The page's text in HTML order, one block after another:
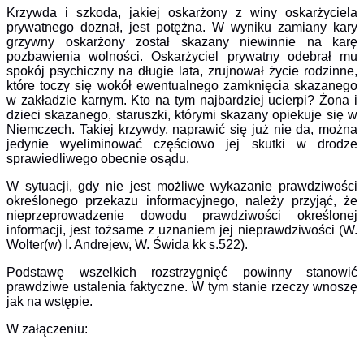
Krzywda i szkoda, jakiej oskarżony z winy oskarżyciela
prywatnego doznał, jest potężna. W wyniku zamiany kary
grzywny oskarżony został skazany niewinnie na karę
pozbawienia wolności. Oskarżyciel prywatny odebrał mu
spokój psychiczny na długie lata, zrujnował życie rodzinne,
które toczy się wokół ewentualnego zamknięcia skazanego
w zakładzie karnym. Kto na tym najbardziej ucierpi? Żona i
dzieci skazanego, staruszki, którymi skazany opiekuje się w
Niemczech. Takiej krzywdy, naprawić się już nie da, można
jedynie wyeliminować częściowo jej skutki w drodze
sprawiedliwego obecnie osądu.
W sytuacji, gdy nie jest możliwe wykazanie prawdziwości
określonego przekazu informacyjnego, należy przyjąć, że
nieprzeprowadzenie dowodu prawdziwości określonej
informacji, jest tożsame z uznaniem jej nieprawdziwości (W.
Wolter(w) I. Andrejew, W. Świda kk s.522).
Podstawę wszelkich rozstrzygnięć powinny stanowić
prawdziwe ustalenia faktyczne. W tym stanie rzeczy wnoszę
jak na wstępie.
W załączeniu: